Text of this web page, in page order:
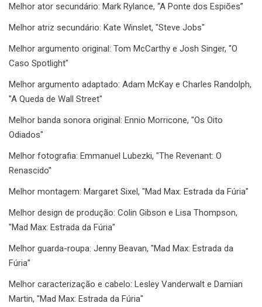
Melhor ator secundário: Mark Rylance, “A Ponte dos Espiões”
Melhor atriz secundário: Kate Winslet, "Steve Jobs"
Melhor argumento original: Tom McCarthy e Josh Singer, "O
Caso Spotlight"
Melhor argumento adaptado: Adam McKay e Charles Randolph,
"A Queda de Wall Street"
Melhor banda sonora original: Ennio Morricone, "Os Oito
Odiados"
Melhor fotografia: Emmanuel Lubezki, "The Revenant: O
Renascido"
Melhor montagem: Margaret Sixel, "Mad Max: Estrada da Fúria"
Melhor design de produção: Colin Gibson e Lisa Thompson,
"Mad Max: Estrada da Fúria"
Melhor guarda-roupa: Jenny Beavan, "Mad Max: Estrada da
Fúria"
Melhor caracterização e cabelo: Lesley Vanderwalt e Damian
Martin, "Mad Max: Estrada da Fúria"